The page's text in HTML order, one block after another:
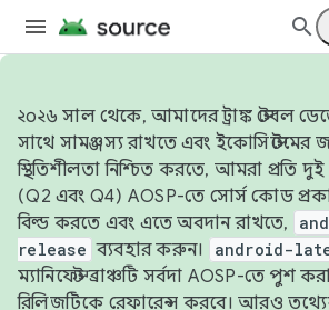
২০২৬ সাল থেকে, আমাদের ট্রাঙ্ক স্টেবল
সাথে সামঞ্জস্য রাখতে এবং ইকোসিস্টেমের
স্থিতিশীলতা নিশ্চিত করতে, আমরা প্রতি দুই
(Q2 এবং Q4) AOSP-তে সোর্স কোড
বিল্ড করতে এবং এতে অবদান রাখতে,
release ব্যবহার করুন। android-
ম্যানিফেস্ট ব্রাঞ্চটি সর্বদা AOSP-তে পুশ
রিলিজটিকে রেফারেন্স করবে। আরও